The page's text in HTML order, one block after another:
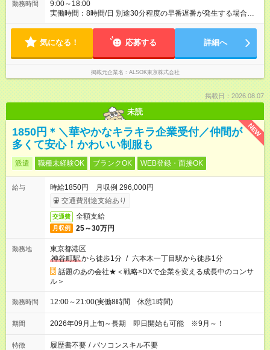
勤務時間
9:00～18:00
実働時間：8時間/日 別途30分程度の早番遅番が発生する場合が
あります（時間外手当支給）。
気になる！ 応募する 詳細へ
掲載元企業名 ALSOK東京株式会社
掲載日：2026.08.07
未読
NEW
1850円＊＼華やかなキラキラ企業受付／仲間が
多くて安心！かわいい制服も
派遣 職種未経験OK ブランクOK WEB登録・面接OK
給与
時給1850円 月収例 296,000円
交通費別途支給あり
交通費 全額支給
月収例 25～30万円
勤務地
東京都港区
神谷町駅から徒歩1分 / 六本木一丁目駅から徒歩1分
話題のあの会社★＜戦略×DXで企業を変える成長中のコンサ
ル＞
勤務時間 12:00～21:00(実働8時間 休憩1時間)
期間 2026年09月上旬～長期 即日開始も可能 ※9月～！
特徴 履歴書不要 / パソコンスキル不要